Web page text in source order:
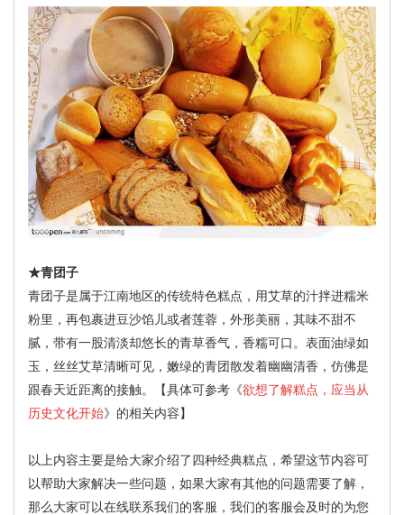
★青团子
青团子是属于江南地区的传统特色糕点，用艾草的汁拌进糯米
粉里，再包裹进豆沙馅儿或者莲蓉，外形美丽，其味不甜不
腻，带有一股清淡却悠长的青草香气，香糯可口。表面油绿如
玉，丝丝艾草清晰可见，嫩绿的青团散发着幽幽清香，仿佛是
跟春天近距离的接触。【具体可参考《欲想了解糕点，应当从
历史文化开始》的相关内容】
以上内容主要是给大家介绍了四种经典糕点，希望这节内容可
以帮助大家解决一些问题，如果大家有其他的问题需要了解，
那么大家可以在线联系我们的客服，我们的客服会及时的为您